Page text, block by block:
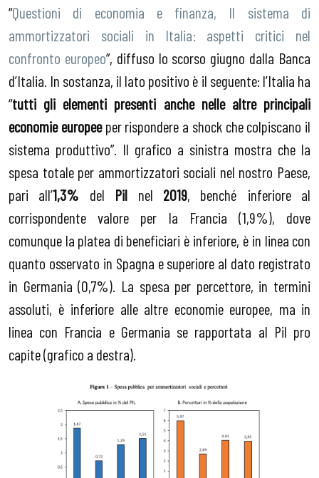
“Questioni di economia e finanza, Il sistema di
ammortizzatori sociali in Italia: aspetti critici nel
confronto europeo”, diffuso lo scorso giugno dalla Banca
d’Italia. In sostanza, il lato positivo è il seguente: l’Italia ha
“tutti gli elementi presenti anche nelle altre principali
economie europeeper rispondere a shock che colpiscano il
sistema produttivo”. Il grafico a sinistra mostra che la
spesa totale per ammortizzatori sociali nel nostro Paese,
pari all’1,3% del Pil nel 2019, benché inferiore al
corrispondente valore per la Francia (1,9%), dove
comunque la platea di beneficiari è inferiore, è in linea con
quanto osservato in Spagna e superiore al dato registrato
in Germania (0,7%). La spesa per percettore, in termini
assoluti, è inferiore alle altre economie europee, ma in
linea con Francia e Germania se rapportata al Pil pro
capite (grafico a destra).